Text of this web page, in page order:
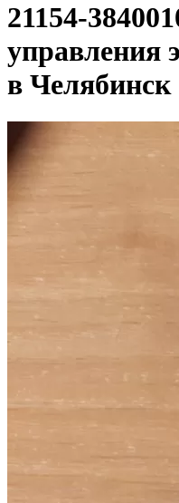
21154-
управления
в Челябинск